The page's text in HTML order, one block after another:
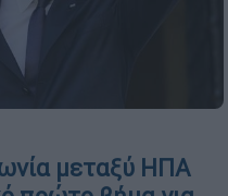
μεταξύ ΗΠΑ